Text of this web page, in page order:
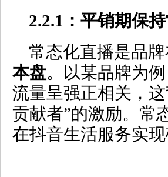
2.2.1 ：平销期保
常态化直播是品
本盘。以某品牌为
流量呈强正相关，
贡献者”的激励。常
在抖音生活服务实